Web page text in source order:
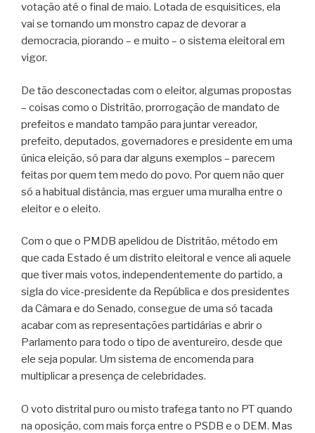
votação até o final de maio. Lotada de esquisitices, ela
vai se tornando um monstro capaz de devorar a
democracia, piorando – e muito – o sistema eleitoral em
vigor.
De tão desconectadas com o eleitor, algumas propostas
– coisas como o Distritão, prorrogação de mandato de
prefeitos e mandato tampão para juntar vereador,
prefeito, deputados, governadores e presidente em uma
única eleição, só para dar alguns exemplos – parecem
feitas por quem tem medo do povo. Por quem não quer
só a habitual distância, mas erguer uma muralha entre o
eleitor e o eleito.
Com o que o PMDB apelidou de Distritão, método em
que cada Estado é um distrito eleitoral e vence ali aquele
que tiver mais votos, independentemente do partido, a
sigla do vice-presidente da República e dos presidentes
da Câmara e do Senado, consegue de uma só tacada
acabar com as representações partidárias e abrir o
Parlamento para todo o tipo de aventureiro, desde que
ele seja popular. Um sistema de encomenda para
multiplicar a presença de celebridades.
O voto distrital puro ou misto trafega tanto no PT quando
na oposição, com mais força entre o PSDB e o DEM. Mas